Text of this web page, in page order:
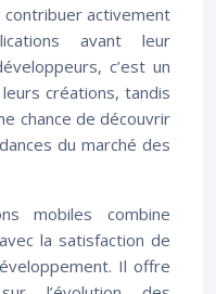
contribuer activement
avant leur
c’est un
créations, tandis
chance de découvrir
du marché des
mobiles combine
la satisfaction de
Il offre